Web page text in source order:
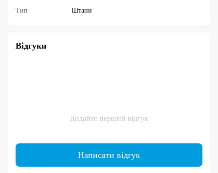
Тип Штани
Відгуки
Додайте перший відгук
Написати відгук